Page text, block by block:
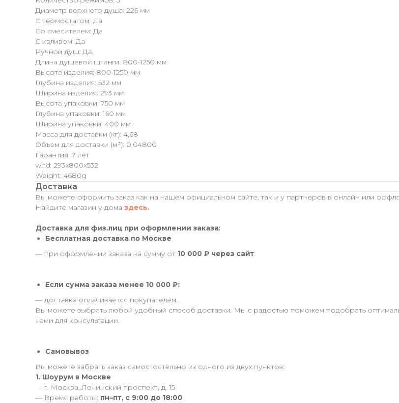
Диаметр верхнего душа: 226 мм
С термостатом: Да
Со смесителем: Да
С изливом: Да
Ручной душ: Да
Длина душевой штанги: 800-1250 мм
Высота изделия: 800-1250 мм
Глубина изделия: 532 мм
Ширина изделия: 293 мм
Высота упаковки: 750 мм
Глубина упаковки: 160 мм
Ширина упаковки: 400 мм
Масса для доставки (кг): 4,68
Объем для доставки (м³): 0,04800
Гарантия: 7 лет
whd: 293x800x532
Weight: 4680g
Доставка
Вы можете оформить заказ как на нашем официальном сайте, так и у партнеров в онлайн или
Найдите магазин у дома здесь.
Доставка для физ.лиц при оформлении заказа:
Бесплатная доставка по Москве
— при оформлении заказа на сумму от 10 000 ₽ через сайт.
Если сумма заказа менее 10 000 ₽:
— доставка оплачивается покупателем.
Вы можете выбрать любой удобный способ доставки. Мы с радостью поможем подобрать
нами для консультации.
Самовывоз
Вы можете забрать заказ самостоятельно из одного из двух пунктов:
1. Шоурум в Москве
— г. Москва, Ленинский проспект, д. 15
— Время работы: пн–пт, с 9:00 до 18:00